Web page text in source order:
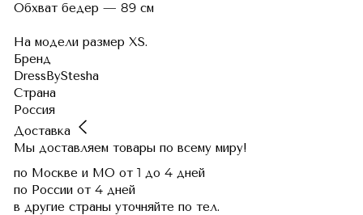
Обхват бедер — 89 см
На модели размер XS.
Бренд
DressByStesha
Страна
Россия
Доставка
Мы доставляем товары по всему миру!
по Москве и МО от 1 до 4 дней
по России от 4 дней
в другие страны уточняйте по тел.